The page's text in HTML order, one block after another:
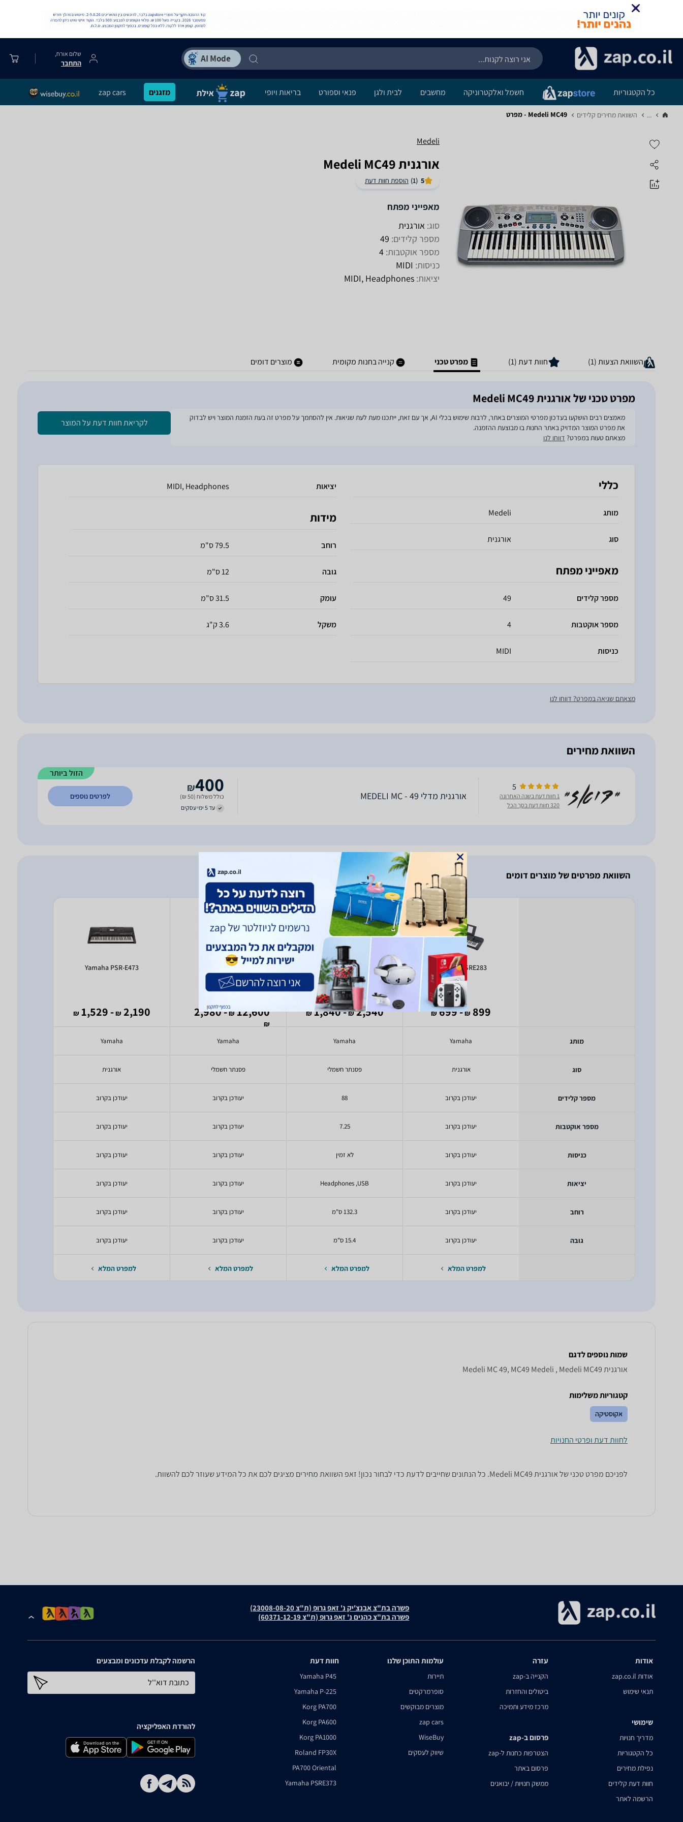
שלום אורח,
התחבר
כל הקטגוריות חשמל ואלקטרוניקה מחשבים לבית ולגן פנאי וספורט בריאות ויופי מזגנים zap cars
... השוואת מחירים קלידים‏ Medeli MC49 - מפרט
Medeli
‏אורגנית Medeli MC49
5
(1) הוספת חוות דעת
מאפייני מפתח
סוג: אורגנית
מספר קלידים: 49
מספר אוקטבות: 4
כניסות: MIDI
יציאות: MIDI, Headphones
השוואת הצעות (1) חוות דעת (1) מפרט טכני קנייה בחנות מקומית מוצרים דומים
מפרט טכני של ‏אורגנית Medeli MC49
מאמצים רבים הושקעו בעדכון מפרטי המוצרים באתר, לרבות שימוש בכלי AI, אך עם זאת, ייתכנו מעת לעת שגיאות. אין להסתמך על מפרט זה בעת הזמנת המוצר ויש לבדוק
את מפרט המוצר המדויק באתר החנות בו מבוצעת ההזמנה.
מצאתם טעות במפרט? דווחו לנו
לקריאת חוות דעת על המוצר
כללי
מותג Medeli
סוג אורגנית
מאפייני מפתח
מספר קלידים 49
מספר אוקטבות 4
כניסות MIDI
יציאות MIDI, Headphones
מידות
רוחב 79.5 ס"מ
גובה 12 ס"מ
עומק 31.5 ס"מ
משקל 3.6 ק"ג
מצאתם שגיאה במפרט? דווחו לנו
השוואת מחירים
הזול ביותר
5
1 חוות דעת בשנה האחרונה
320 חוות דעת בסך הכל
אורגנית מדלי MEDELI MC - 49 400
₪
כולל משלוח (50 ₪)
עד 5 ימי עסקים
לפרטים נוספים
השוואת מפרטים של מוצרים דומים
מותג
סוג
מספר קלידים
מספר אוקטבות
כניסות
יציאות
רוחב
גובה
Yamaha PSRE283
899
₪
- 699
₪
Yamaha
אורגנית
יעודכן בקרוב
יעודכן בקרוב
יעודכן בקרוב
יעודכן בקרוב
יעודכן בקרוב
יעודכן בקרוב
למפרט המלא
Yamaha P45
4
)
2,540
₪
- 1,840
₪
Yamaha
פסנתר חשמלי
88
7.25
לא זמין
Headphones ,USB
132.3 ס"מ
15.4 ס"מ
למפרט המלא
Yamaha P-225
12,600
₪
- 2,980
₪
Yamaha
פסנתר חשמלי
יעודכן בקרוב
יעודכן בקרוב
יעודכן בקרוב
יעודכן בקרוב
יעודכן בקרוב
יעודכן בקרוב
למפרט המלא
Yamaha PSR-E473
2,190
₪
- 1,529
₪
Yamaha
אורגנית
יעודכן בקרוב
יעודכן בקרוב
יעודכן בקרוב
יעודכן בקרוב
יעודכן בקרוב
יעודכן בקרוב
למפרט המלא
שמות נוספים לדגם
‏אורגנית Medeli MC 49, MC49 Medeli , Medeli MC49
קטגוריות משלימות
אקוסטיקה
לחוות דעת ופרטי החנויות
לפניכם מפרט טכני של ‏אורגנית Medeli MC49. כל הנתונים שחייבים לדעת כדי לבחור נכון! זאפ השוואת מחירים מציגים לכם את כל המידע שעוזר לכם להשוות.
פשרה בת"צ אבנצ'יק נ' זאפ גרופ (ת"צ 23008-08-20)
פשרה בת"צ כהנים נ' זאפ גרופ (ת"צ 60371-12-19)
אודות
אודות zap.co.il
תנאי שימוש
שימושי
מדריך חנויות
כל הקטגוריות
נפילת מחירים
חוות דעת קלידים
הרשמה לאתר
עזרה
הקנייה ב-zap
ביטולים והחזרות
מרכז מידע ותמיכה
פרסום ב-zap
הצטרפות כחנות ל-zap
פרסום באתר
ממשק חנויות / יבואנים
עולמות התוכן שלנו
תיירות
סופרמרקטים
מוצרים מבוקשים
zap cars
WiseBuy
שיווק לעסקים
חוות דעת
Yamaha P45
Yamaha P-225
Korg PA700
Korg PA600
Korg PA1000
Roland FP30X
PA700 Oriental
Yamaha PSRE373
הרשמה לקבלת עדכונים ומבצעים
כתובת דוא''ל
להורדת האפליקציה